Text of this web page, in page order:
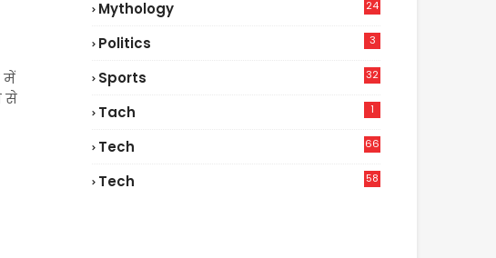
में
से
Mythology 24
Politics 3
Sports 32
Tach 1
Tech
66
Tech
58